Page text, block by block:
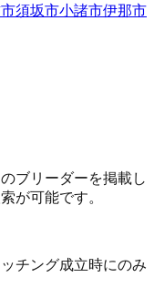
須坂市小諸市伊那市
ブリーダーを掲載し
が可能です。
チング成立時にのみ